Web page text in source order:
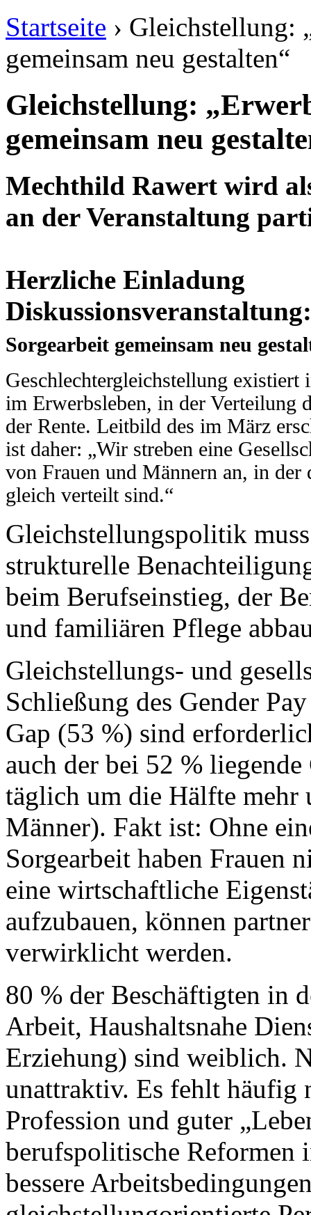
Startseite › Gleichstellung:
gemeinsam neu gestalten“
Gleichstellung:
gemeinsam neu
Mechthild Rawert wird
an der Veranstaltung
Herzliche Einladung
Sorgearbeit gemeinsam neu
Geschlechtergleichstellung
im Erwerbsleben, in der Verteilung
der Rente. Leitbild des im März
ist daher: „Wir streben eine
von Frauen und Männern an, in
gleich verteilt sind.“
Gleichstellungspolitik
strukturelle
beim Berufseinstieg, der
und familiären Pflege
Gleichstellungs- und
Schließung des Gender
Gap (53 %) sind
auch der bei 52 %
täglich um die Hälfte mehr
Männer). Fakt ist: Ohne
Sorgearbeit haben Frauen
eine wirtschaftliche
aufzubauen, können
verwirklicht werden.
80 % der Beschäftigten in
Arbeit, Haushaltsnahe
Erziehung) sind weiblich.
unattraktiv. Es fehlt häufig
Profession und guter
berufspolitische Reformen
bessere